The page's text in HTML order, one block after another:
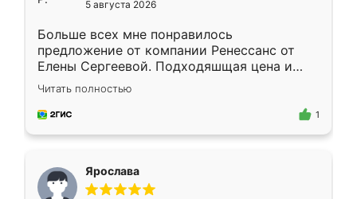
5 августа 2026
Больше всех мне понравилось
предложение от компании Ренессанс от
Елены Сергеевой. Подходяшщая цена и
короткие сроки изготовления. Приехавший
для замера сотрудник Владислав
предложил по моему эскизу самый
Читать полностью
1
Ярослава